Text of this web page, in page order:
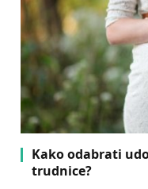
Kako odabrati
trudnice?